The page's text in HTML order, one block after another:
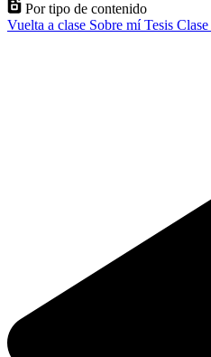
Por tipo de contenido
Vuelta a clase Sobre míTesis Clase